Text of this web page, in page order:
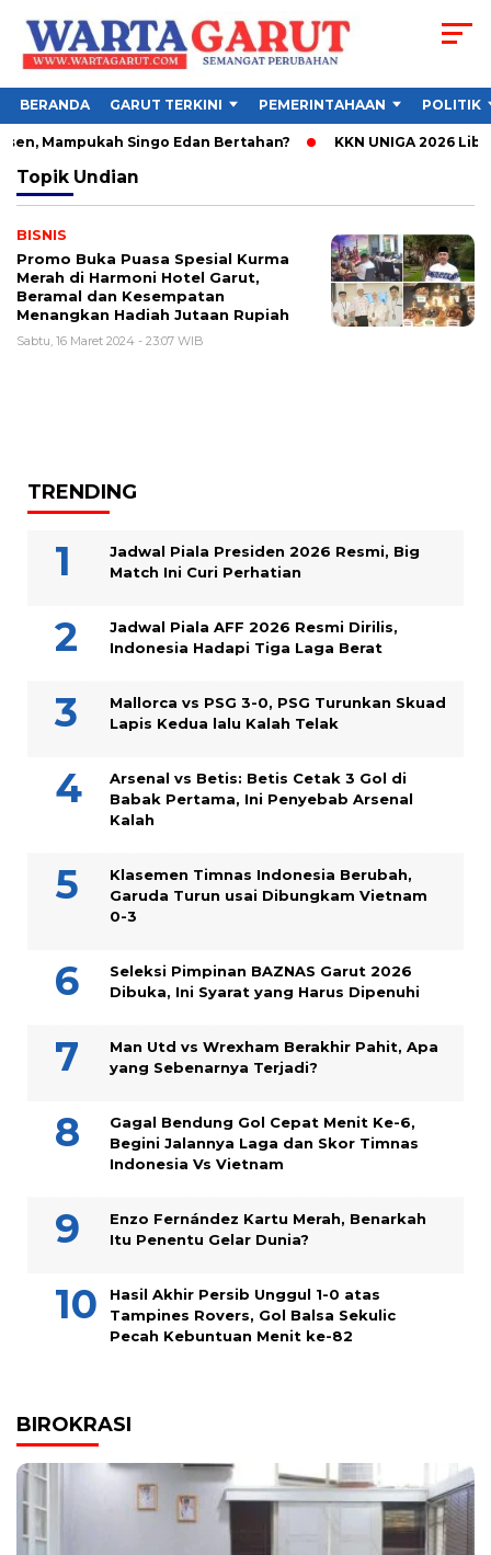
BERANDA GARUT TERKINI PEMERINTAHAAN POLITIK
Mampukah Singo Edan Bertahan? KKN UNIGA 2026
Topik Undian
BISNIS
Promo Buka Puasa Spesial Kurma
Merah di Harmoni Hotel Garut,
Beramal dan Kesempatan
Menangkan Hadiah Jutaan Rupiah
Sabtu, 16 Maret 2024 - 23:07 WIB
TRENDING
Jadwal Piala Presiden 2026 Resmi, Big
Match Ini Curi Perhatian
Jadwal Piala AFF 2026 Resmi Dirilis,
Indonesia Hadapi Tiga Laga Berat
Mallorca vs PSG 3-0, PSG Turunkan Skuad
Lapis Kedua lalu Kalah Telak
Arsenal vs Betis: Betis Cetak 3 Gol di
Babak Pertama, Ini Penyebab Arsenal
Kalah
Klasemen Timnas Indonesia Berubah,
Garuda Turun usai Dibungkam Vietnam
0-3
Seleksi Pimpinan BAZNAS Garut 2026
Dibuka, Ini Syarat yang Harus Dipenuhi
Man Utd vs Wrexham Berakhir Pahit, Apa
yang Sebenarnya Terjadi?
Gagal Bendung Gol Cepat Menit Ke-6,
Begini Jalannya Laga dan Skor Timnas
Indonesia Vs Vietnam
Enzo Fernández Kartu Merah, Benarkah
Itu Penentu Gelar Dunia?
Hasil Akhir Persib Unggul 1-0 atas
Tampines Rovers, Gol Balsa Sekulic
Pecah Kebuntuan Menit ke-82
BIROKRASI